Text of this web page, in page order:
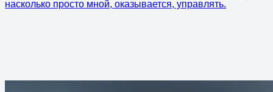
насколько просто мной, оказывается, управлять.